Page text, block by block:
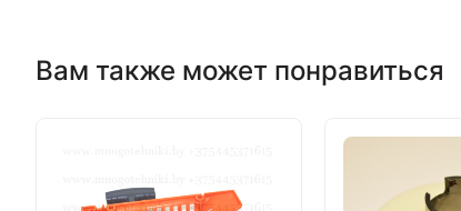
Вам также может понравиться